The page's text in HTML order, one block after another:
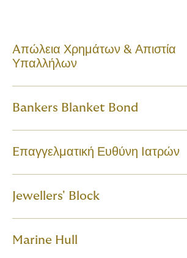
Aπώλεια Χρημάτων & Απιστία
Υπαλλήλων
Bankers Blanket Bond
Eπαγγελματική Ευθύνη Ιατρών
Jewellers' Block
Marine Hull